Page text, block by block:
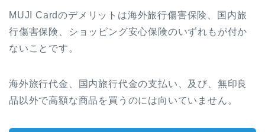
MUJI Cardのデメリットは海外旅行傷害保険、国内旅
行傷害保険、ショッピング安心保険のいずれもが付か
ないことです。
海外旅行代金、国内旅行代金の支払い、及び、無印良
品以外で高額な商品を買うのには向いていません。